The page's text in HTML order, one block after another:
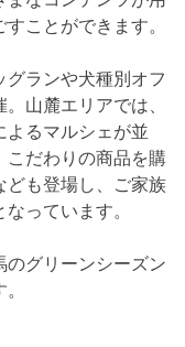
ことができます。
ランや犬種別オフ
山麓エリアでは、
よるマルシェが並
こだわりの商品を購
ども登場し、ご家族
っています。
グリーンシーズン